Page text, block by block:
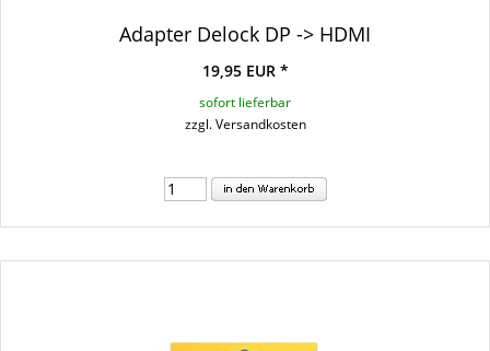
Adapter Delock DP -> HDMI
19,95 EUR *
sofort lieferbar
zzgl. Versandkosten